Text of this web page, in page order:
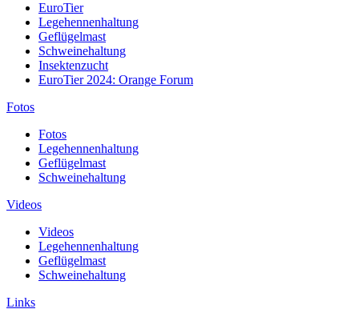
EuroTier
Legehennenhaltung
Geflügelmast
Schweinehaltung
Insektenzucht
EuroTier 2024: Orange Forum
Fotos
Fotos
Legehennenhaltung
Geflügelmast
Schweinehaltung
Videos
Videos
Legehennenhaltung
Geflügelmast
Schweinehaltung
Links